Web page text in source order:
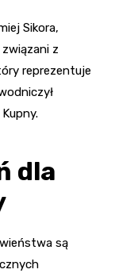
Sikora,
z
reprezentuje
dla
są